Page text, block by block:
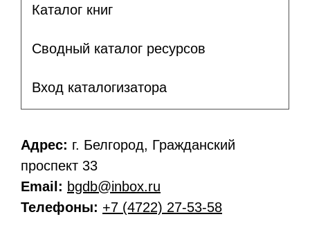
Каталог книг
Сводный каталог ресурсов
Вход каталогизатора
Адрес: г. Белгород, Гражданский
проспект 33
Email: bgdb@inbox.ru
Телефоны: +7 (4722) 27-53-58